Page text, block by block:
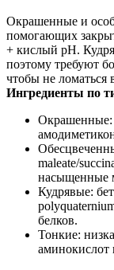
Окрашенные и
помогающих
+ кислый pH.
поэтому требуют
чтобы не ломаться
Ингредиенты по
Окрашенные:
maleate/
насыщенные
Кудрявые:
белков.
Тонкие:
аминокислот